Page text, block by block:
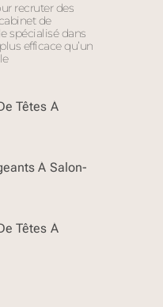
recruter des
de
spécialisé dans
efficace qu’un
Têtes À
À Salon-
Têtes À